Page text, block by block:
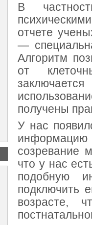
В
отчете
—
Алгоритм
от
получены
У нас
созревание
что у нас
подобную
подключить
возрасте,